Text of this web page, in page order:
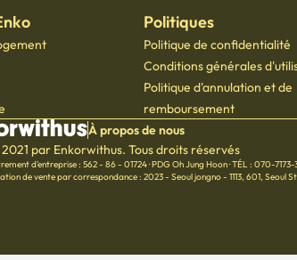
Politiques
Politique de confidentialité
Conditions générales
Politique d'annulation et de
remboursement
À propos de nous
par Enkorwithus. Tous droits réservés
d'entreprise : 562 - 86 - 01724·PDG Oh Jung Hoon·TÉL : 070-
de vente par correspondance : 2023 - Seoul jongno - 1113, 601, Seoul